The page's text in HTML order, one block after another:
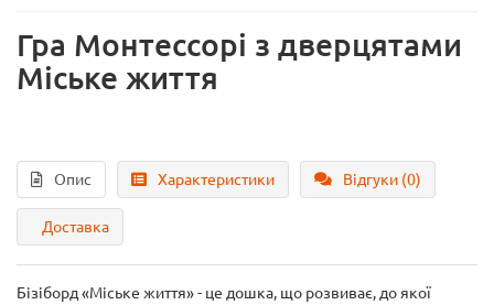
Гра Монтессорі з дверцятами
Міське життя
Опис Характеристики Відгуки (0)
Доставка
Бізіборд «Міське життя» - це дошка, що розвиває, до якої